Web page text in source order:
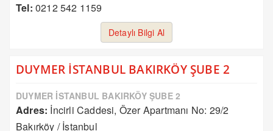
Tel: 0212 542 1159
Detaylı Bilgi Al
DUYMER İSTANBUL BAKIRKÖY ŞUBE 2
DUYMER İSTANBUL BAKIRKÖY ŞUBE 2
Adres: İncirli Caddesi, Özer Apartmanı No: 29/2
Bakırköy / İstanbul